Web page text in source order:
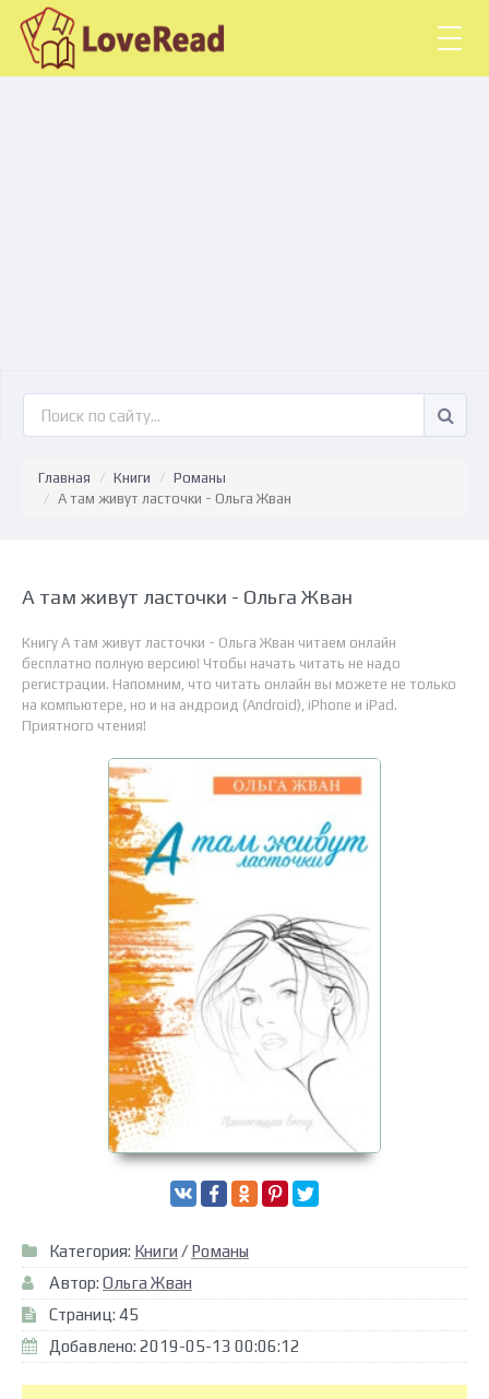
Главная Книги
Романы
А там живут ласточки - Ольга Жван
А там живут ласточки - Ольга Жван
Книгу А там живут ласточки - Ольга Жван читаем онлайн
бесплатно полную версию! Чтобы начать читать не надо
регистрации. Напомним, что читать онлайн вы можете не только
на компьютере, но и на андроид (Android), iPhone и iPad.
Приятного чтения!
Категория: Книги / Романы
Автор: Ольга Жван
Страниц: 45
Добавлено: 2019-05-13 00:06:12